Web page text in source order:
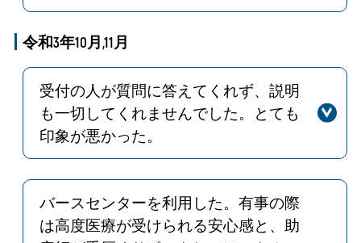
回答
ご意見ありがとうございます。面会制
限のため、患者さん・ご家族ともにご
不安な状況が続いており、大変申し訳
ありません。
感染者数は減少傾向にあるものの、新
型コロナウイルス感染症(オミクロン
株)の特性を加味し、依然として面会再
開の判断は難しい状況です。今後の感
染の推移・状況等を見ながら、適宜、
面会再開を検討していきますので、ご
理解・ご協力の程よろしくお願い致し
令和3年10月,11月
受付の人が質問に答えてくれず、説明
も一切してくれませんでした。とても
印象が悪かった。
回答
患者さんに対して不快な思いをさせて
しまったことを深くお詫び申し上げま
す。今後このようなことが起きないよ
う再指導いたします。
バースセンターを利用した。有事の際
は高度医療が受けられる安心感と、助